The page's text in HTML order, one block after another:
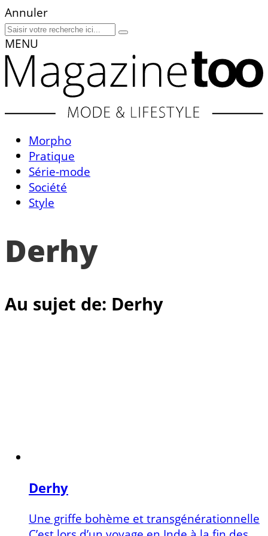
Annuler
MENU
Morpho
Pratique
Série-mode
Société
Style
Derhy
Au sujet de: Derhy
Derhy
Une griffe bohème et transgénérationnelle